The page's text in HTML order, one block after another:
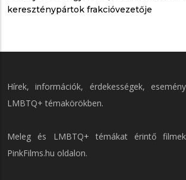
kereszténypártok frakcióvezetője
Hírek, információk, érdekességek,
LMBTQ+ témakörökben.
Meleg és LMBTQ+ témákat érintő
PinkFilms.hu oldalon.